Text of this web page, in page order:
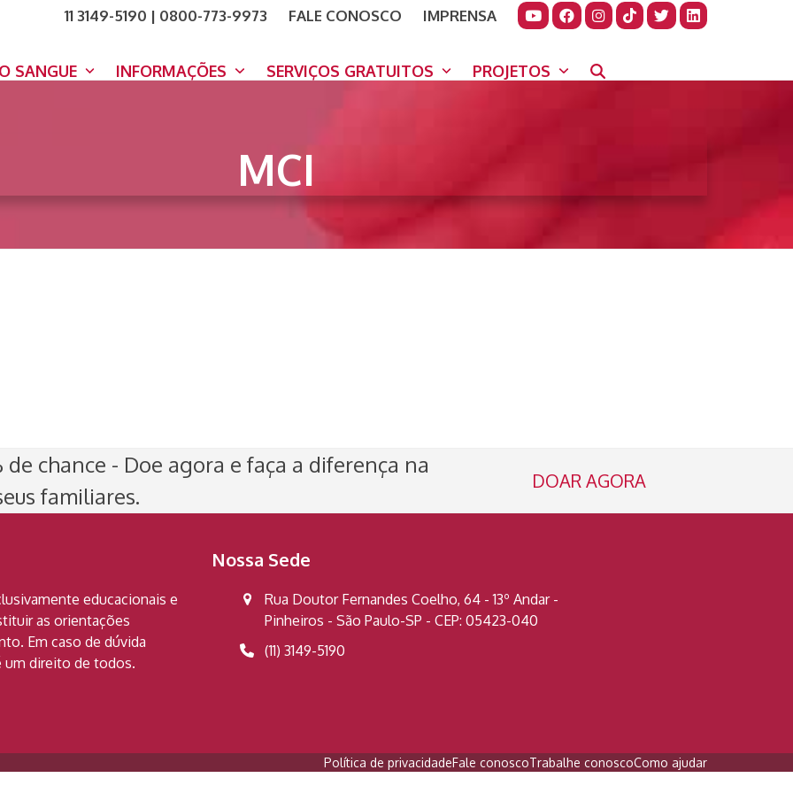
11 3149-5190 | 0800-773-9973 FALE CONOSCO
IMPRENSA
SANGUE INFORMAÇÕES SERVIÇOS GRATUITOS PROJETOS
MCI
chance - Doe agora e faça a diferença na
familiares.
DOAR AGORA
educacionais e
as orientações
Em caso de dúvida
um direito de todos.
Nossa Sede
Rua Doutor Fernandes Coelho, 64 - 13º Andar -
Pinheiros - São Paulo-SP - CEP: 05423-040
(11) 3149-5190
Política de privacidadeFale conoscoTrabalhe conoscoComo ajudar